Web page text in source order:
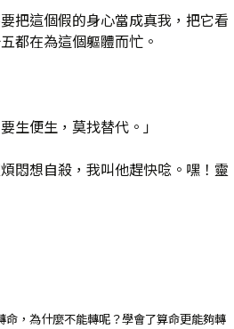
把這個假的身心當成真我，把它看
都在為這個軀體而忙。
生便生，莫找替代。」
悶想自殺，我叫他趕快唸。嘿！靈
，為什麼不能轉呢？學會了算命更能夠轉